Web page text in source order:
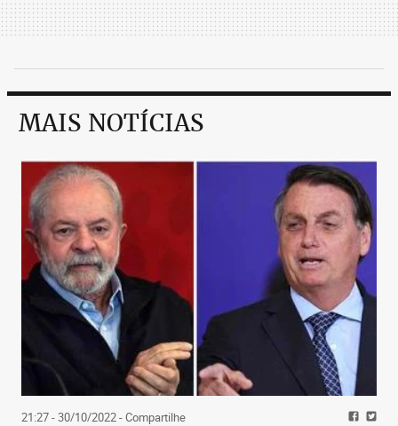
MAIS NOTÍCIAS
21:27 - 30/10/2022- Compartilhe